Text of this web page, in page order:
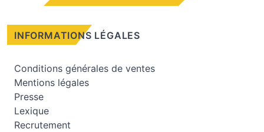
INFORMATIONS LÉGALES
Conditions générales de ventes
Mentions légales
Presse
Lexique
Recrutement